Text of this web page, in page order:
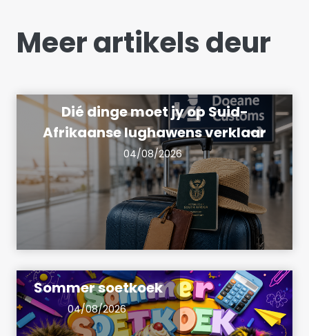
Meer artikels deur
Dié dinge moet jy op Suid-
Afrikaanse lughawens verklaar
04/08/2026
Sommer soetkoek
04/08/2026